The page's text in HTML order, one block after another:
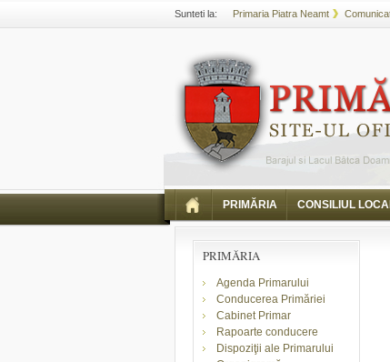
Sunteti la: Primaria Piatra Neamt
PRIMĂRIA CONSILIUL
PRIMĂRIA
Agenda Primarului
Conducerea Primăriei
Cabinet Primar
Rapoarte conducere
Dispoziţii ale Primarului